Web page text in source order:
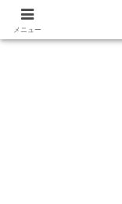
メニュー